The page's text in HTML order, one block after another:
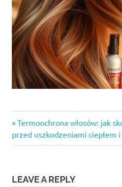
Nawigacja
wpisu
Previous
Post:
Termoochrona włosów: jak
przed uszkodzeniami ciepłem
LEAVE A REPLY